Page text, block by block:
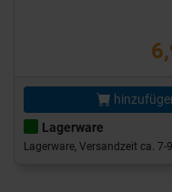
Lagerware
Lagerware, Versandzeit ca. 7-